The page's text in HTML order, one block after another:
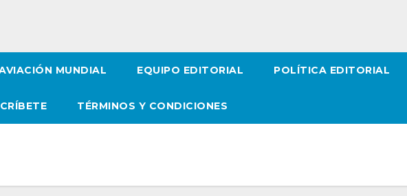
MUNDIAL EQUIPO EDITORIAL POLÍTICA EDITORIAL
TÉRMINOS Y CONDICIONES